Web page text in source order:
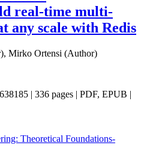
real-time multi-
any scale with Redis
Mirko Ortensi (Author)
| 336 pages | PDF, EPUB |